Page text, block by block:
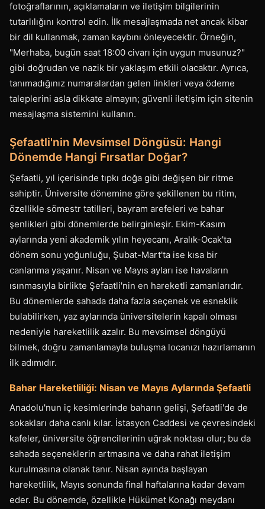
fotoğraflarının, açıklamaların ve iletişim bilgilerinin
tutarlılığını kontrol edin. İlk mesajlaşmada net ancak kibar
bir dil kullanmak, zaman kaybını önleyecektir. Örneğin,
"Merhaba, bugün saat 18:00 civarı için uygun musunuz?"
gibi doğrudan ve nazik bir yaklaşım etkili olacaktır. Ayrıca,
tanımadığınız numaralardan gelen linkleri veya ödeme
taleplerini asla dikkate almayın; güvenli iletişim için sitenin
mesajlaşma sistemini kullanın.
Şefaatli'nin Mevsimsel Döngüsü: Hangi
Dönemde Hangi Fırsatlar Doğar?
Şefaatli, yıl içerisinde tıpkı doğa gibi değişen bir ritme
sahiptir. Üniversite dönemine göre şekillenen bu ritim,
özellikle sömestr tatilleri, bayram arefeleri ve bahar
şenlikleri gibi dönemlerde belirginleşir. Ekim-Kasım
aylarında yeni akademik yılın heyecanı, Aralık-Ocak'ta
dönem sonu yoğunluğu, Şubat-Mart'ta ise kısa bir
canlanma yaşanır. Nisan ve Mayıs ayları ise havaların
ısınmasıyla birlikte Şefaatli'nin en hareketli zamanlarıdır.
Bu dönemlerde sahada daha fazla seçenek ve esneklik
bulabilirken, yaz aylarında üniversitelerin kapalı olması
nedeniyle hareketlilik azalır. Bu mevsimsel döngüyü
bilmek, doğru zamanlamayla buluşma locanızı hazırlamanın
ilk adımıdır.
Bahar Hareketliliği: Nisan ve Mayıs Aylarında Şefaatli
Anadolu'nun iç kesimlerinde baharın gelişi, Şefaatli'de de
sokakları daha canlı kılar. İstasyon Caddesi ve çevresindeki
kafeler, üniversite öğrencilerinin uğrak noktası olur; bu da
sahada seçeneklerin artmasına ve daha rahat iletişim
kurulmasına olanak tanır. Nisan ayında başlayan
hareketlilik, Mayıs sonunda final haftalarına kadar devam
eder. Bu dönemde, özellikle Hükümet Konağı meydanı